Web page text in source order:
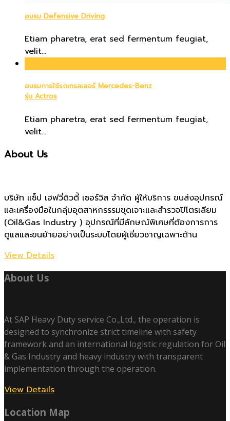
อบรม Defensive Driving
Etiam pharetra, erat sed fermentum feugiat,
velit...
อบรมการใช้รถเทรลเลอร์ Mercedes-Benz
รุ่น Actros
Etiam pharetra, erat sed fermentum feugiat,
velit...
About Us
บริษัท แซ็ป เฮฟวี่ดิวตี้ เซอร์วิส จำกัด ผู้ให้บริการ ขนส่งอุปกรณ์
และเครื่องมือในกลุ่มอุตสาหกรรรมขุดเจาะและสำรวจปิโตรเลียม
(Oil&Gas Industry ) อุปกรณ์ที่มีลักษณ์พิเศษที่ต้องการการ
ดูแลและขนย้ายอย่างเป็นระบบโดยผู้เชี่ยวชาญเฉพาะด้าน
View Details
About Us
At SAP Heavy Duty service Co.,Ltd., the operation is
designed to synchronize strict timeline with safety
framework and an international logistic regulation for Oil
& Gas Industry and heavy industry with transparent
implementation through the operation.
View Details
Location Map